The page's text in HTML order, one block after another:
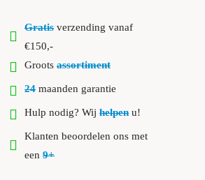
zak á 250 stuks
Gratis verzending vanaf
€150,-
Groots assortiment
24 maanden garantie
Hulp nodig? Wij helpen u!
Klanten beoordelen ons met
een 9+